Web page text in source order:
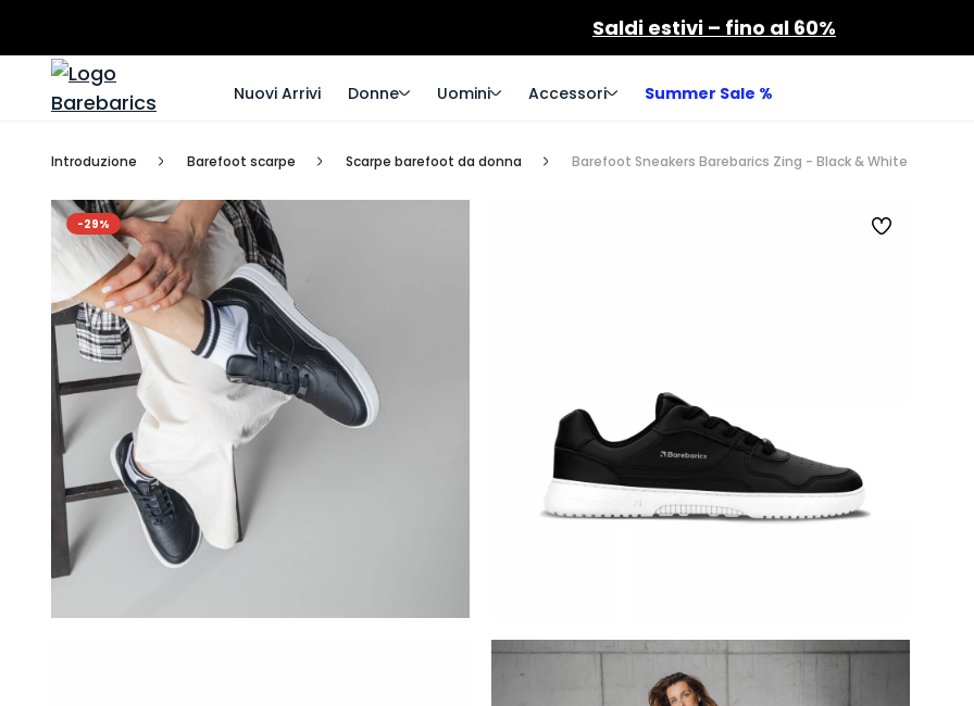
Saldi estivi – fino al 60%
Nuovi Arrivi Donne Uomini Accessori Summer Sale %
Introduzione Barefoot scarpe Scarpe barefoot da donna Barefoot Sneakers Barebarics Zing - Black & White
-29%